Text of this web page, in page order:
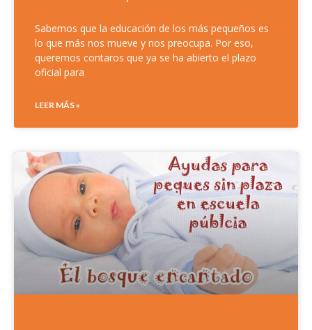
Sabemos que la educación de los más pequeños es
lo que más nos mueve y nos preocupa. Por eso,
queremos contaros que ya se ha abierto el plazo
oficial para
LEER MÁS »